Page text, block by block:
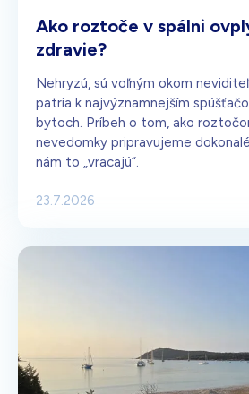
Ako roztoče v spálni
zdravie?
Nehryzú, sú voľným okom
patria k najvýznamnejším
bytoch. Príbeh o tom, ako
nevedomky pripravujeme
nám to „vracajú“.
23.7.2026